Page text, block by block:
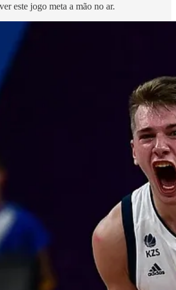
este jogo meta a mão no ar.